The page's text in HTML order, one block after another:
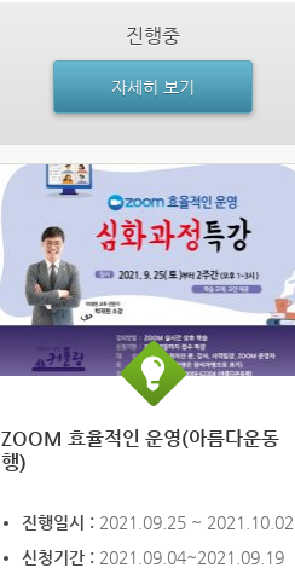
진행중
자세히 보기
ZOOM 효율적인 운영(아름다운동
행)
진행일시 : 2021.09.25 ~ 2021.10.02
신청기간 : 2021.09.04~2021.09.19